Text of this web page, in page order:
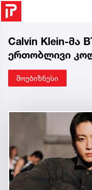
Calvin Klein-მა
ერთობლივი
შოუბიზნესი